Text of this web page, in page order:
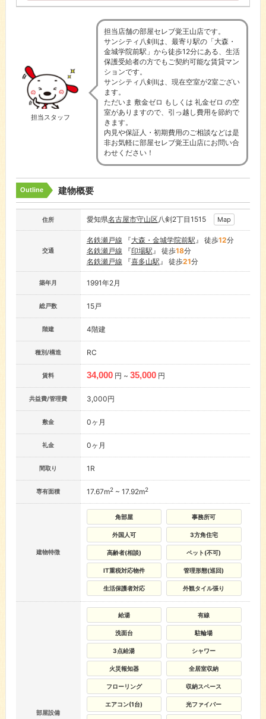
担当スタッフ
担当店舗の部屋セレブ覚王山店です。
サンシティ八剣Ⅱは、最寄り駅の「大森・
金城学院前駅」から徒歩12分にある、生活
保護受給者の方でもご契約可能な賃貸マン
ションです。
サンシティ八剣Ⅱは、現在空室が2室ござい
ます。
ただいま 敷金ゼロ もしくは 礼金ゼロ の空
室がありますので、引っ越し費用を節約で
きます。
内見や保証人・初期費用のご相談などは是
非お気軽に部屋セレブ覚王山店にお問い合
わせください！
Outline 建物概要
住所 愛知県名古屋市守山区八剣2丁目1515 Map
交通
名鉄瀬戸線 『大森・金城学院前駅』 徒歩12分
名鉄瀬戸線 『印場駅』 徒歩18分
名鉄瀬戸線 『喜多山駅』 徒歩21分
築年月 1991年2月
総戸数 15戸
階建 4階建
種別/構造 RC
賃料 34,000 円 ~ 35,000 円
共益費/管理費 3,000円
敷金 0ヶ月
礼金 0ヶ月
間取り 1R
専有面積 17.67m2~ 17.92m2
建物特徴
角部屋 事務所可
外国人可 3方角住宅
高齢者(相談) ペット(不可)
IT重税対応物件 管理形態(巡回)
生活保護者対応 外観タイル張り
部屋設備
給湯 有線
洗面台 駐輪場
3点給湯 シャワー
火災報知器 全居室収納
フローリング 収納スペース
エアコン(1台) 光ファイバー